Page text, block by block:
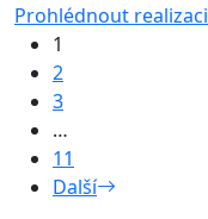
Prohlédnout realizaci
1
2
3
…
11
Další